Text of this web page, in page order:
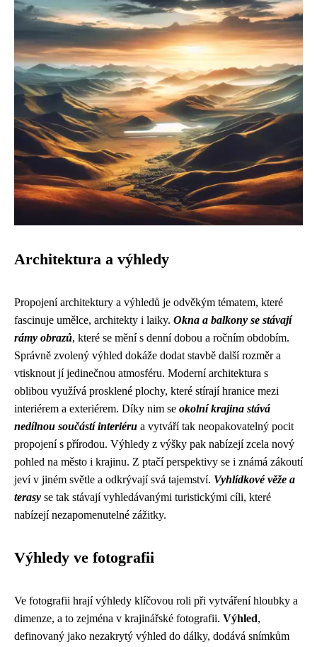
Architektura a výhledy
Propojení architektury a výhledů je odvěkým tématem, které
fascinuje umělce, architekty i laiky. Okna a balkony se stávají
rámy obrazů, které se mění s denní dobou a ročním obdobím.
Správně zvolený výhled dokáže dodat stavbě další rozměr a
vtisknout jí jedinečnou atmosféru. Moderní architektura s
oblibou využívá prosklené plochy, které stírají hranice mezi
interiérem a exteriérem. Díky nim se okolní krajina stává
nedílnou součástí interiéru a vytváří tak neopakovatelný pocit
propojení s přírodou. Výhledy z výšky pak nabízejí zcela nový
pohled na město i krajinu. Z ptačí perspektivy se i známá zákoutí
jeví v jiném světle a odkrývají svá tajemství. Vyhlídkové věže a
terasy se tak stávají vyhledávanými turistickými cíli, které
nabízejí nezapomenutelné zážitky.
Výhledy ve fotografii
Ve fotografii hrají výhledy klíčovou roli při vytváření hloubky a
dimenze, a to zejména v krajinářské fotografii. Výhled,
definovaný jako nezakrytý výhled do dálky, dodává snímkům